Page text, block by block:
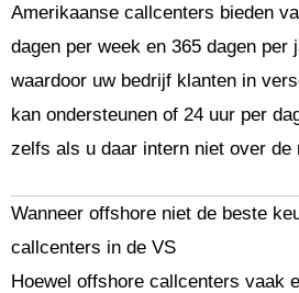
Amerikaanse callcenters bieden
dagen per week en 365 dagen per
waardoor uw bedrijf klanten in
kan ondersteunen of 24 uur per
zelfs als u daar intern niet over de
Wanneer offshore niet de beste
callcenters in de VS
Hoewel offshore callcenters vaak